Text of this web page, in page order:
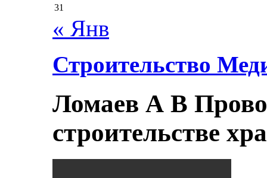
31
« Янв
Строительство
Ломаев А В
строительстве